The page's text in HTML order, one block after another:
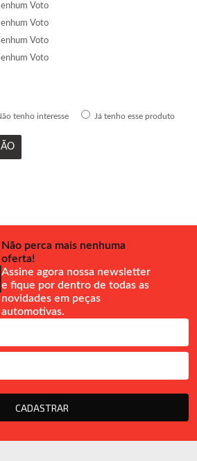
Voto
Voto
Voto
Voto
tenho interesse Já tenho esse produto
Não perca mais nenhuma
oferta!
Assine agora nossa newsletter
e fique por dentro de todas as
novidades em peças
automotivas.
CADASTRAR